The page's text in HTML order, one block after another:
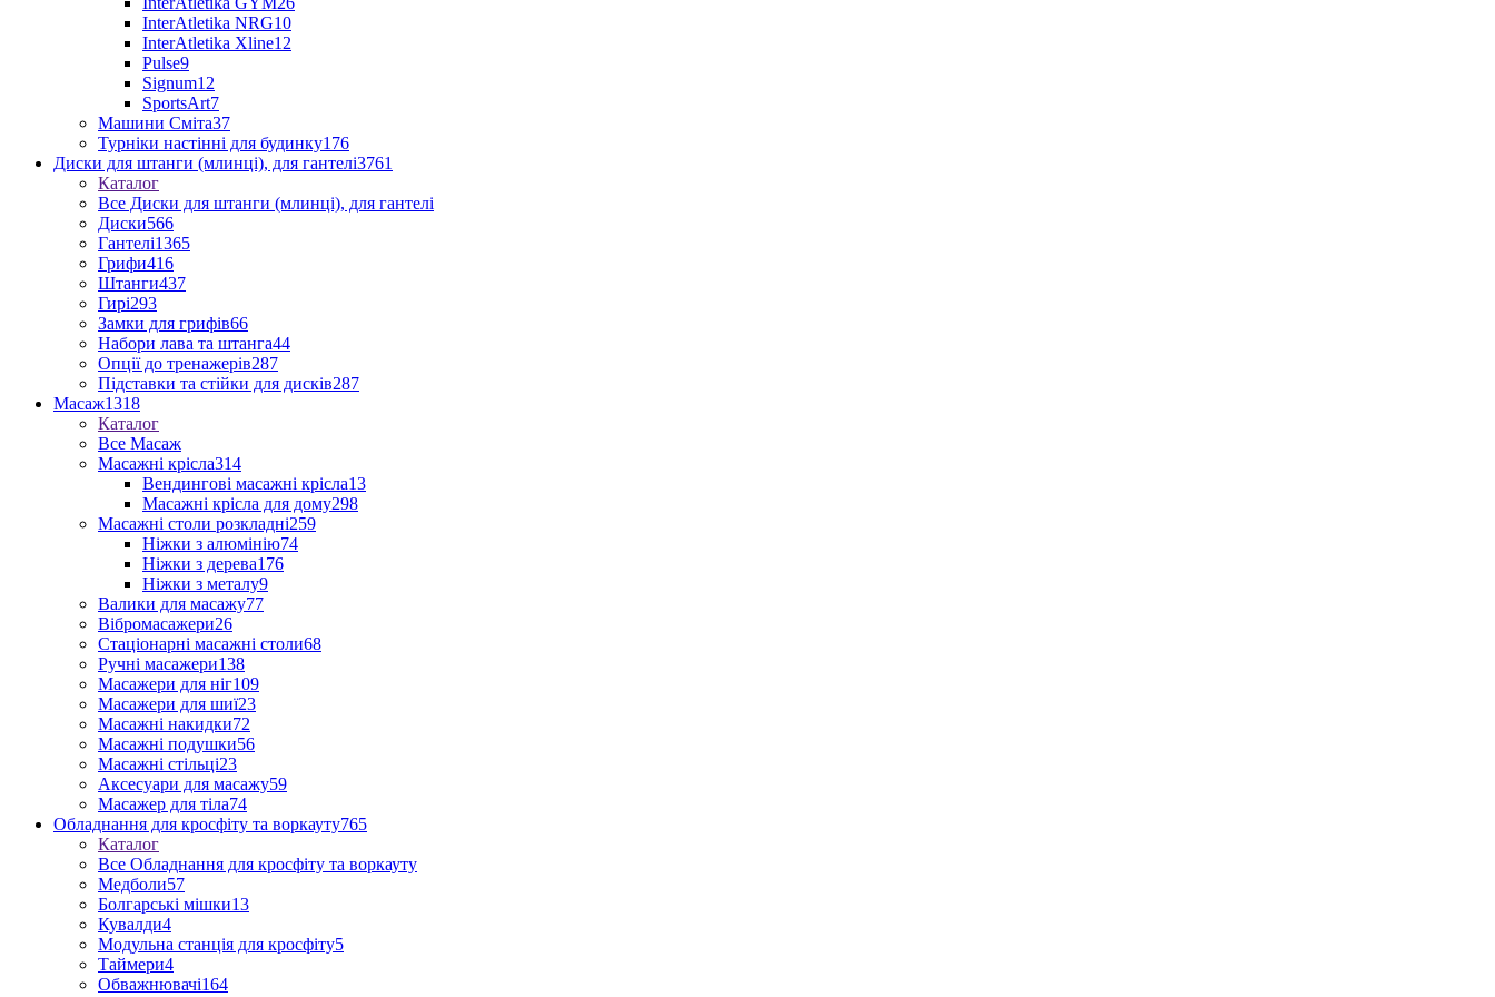
InterAtletika NRG10
InterAtletika Xline12
Pulse9
Signum12
SportsArt7
Машини Сміта37
Турніки настінні для будинку176
Диски для штанги (млинці), для гантелі3761
Каталог
Все Диски для штанги (млинці), для гантелі
Диски566
Гантелі1365
Грифи416
Штанги437
Гирі293
Замки для грифів66
Набори лава та штанга44
Опції до тренажерів287
Підставки та стійки для дисків287
Масаж1318
Каталог
Все Масаж
Масажні крісла314
Вендингові масажні крісла13
Масажні крісла для дому298
Масажні столи розкладні259
Ніжки з алюмінію74
Ніжки з дерева176
Ніжки з металу9
Валики для масажу77
Вібромасажери26
Стаціонарні масажні столи68
Ручні масажери138
Масажери для ніг109
Масажери для шиї23
Масажні накидки72
Масажні подушки56
Масажні стільці23
Аксесуари для масажу59
Масажер для тіла74
Обладнання для кросфіту та воркауту765
Каталог
Все Обладнання для кросфіту та воркауту
Медболи57
Болгарські мішки13
Кувалди4
Модульна станція для кросфіту5
Таймери4
Обважнювачі164